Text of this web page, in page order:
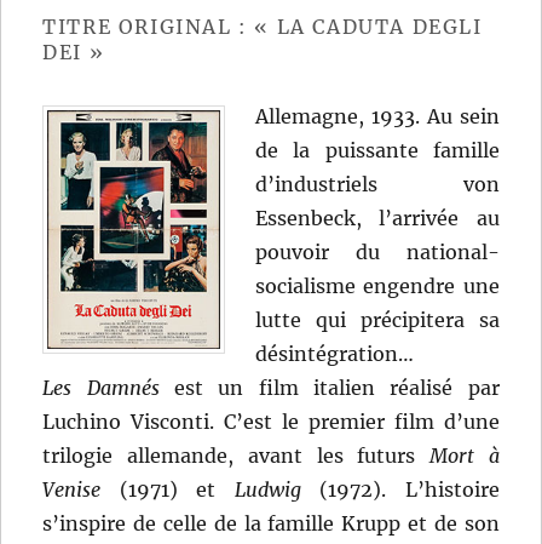
TITRE ORIGINAL : « LA CADUTA DEGLI
DEI »
Allemagne, 1933. Au sein
de la puissante famille
d’industriels von
Essenbeck, l’arrivée au
pouvoir du national-
socialisme engendre une
lutte qui précipitera sa
désintégration…
Les Damnésest un film italien réalisé par
Luchino Visconti. C’est le premier film d’une
trilogie allemande, avant les futursMort à
Venise (1971) et Ludwig(1972). L’histoire
s’inspire de celle de la famille Krupp et de son